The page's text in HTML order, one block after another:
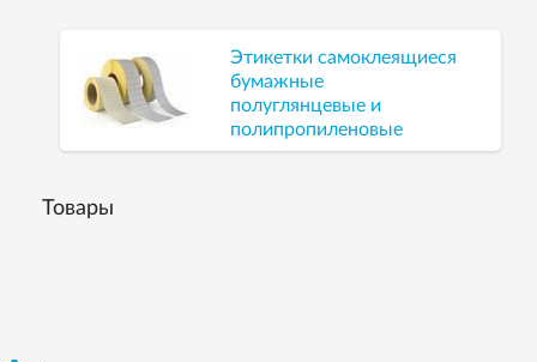
Этикетки самоклеящиеся
бумажные
полуглянцевые и
полипропиленовые
Товары